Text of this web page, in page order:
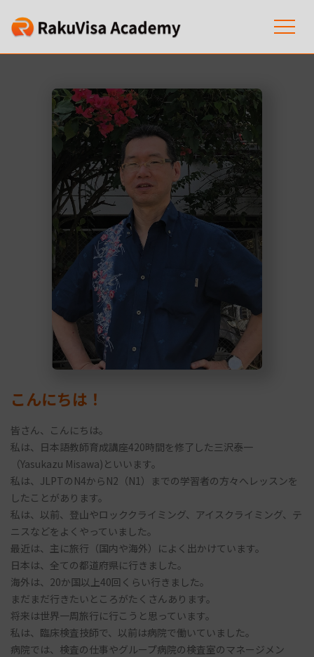
こんにちは！
皆さん、こんにちは。
私は、日本語教師育成講座420時間を修了した三沢泰一
（Yasukazu Misawa)といいます。
私は、JLPTのN4からN2（N1）までの学習者の方々へレッスンを
したことがあります。
私は、以前、登山やロッククライミング、アイスクライミング、テ
ニスなどをよくやっていました。
最近は、主に旅行（国内や海外）によく出かけています。
日本は、全ての都道府県に行きました。
海外は、20か国以上40回くらい行きました。
まだまだ行きたいところがたくさんあります。
将来は世界一周旅行に行こうと思っています。
私は、臨床検査技師で、以前は病院で働いていました。
病院では、検査の仕事やグループ病院の検査室のマネージメン